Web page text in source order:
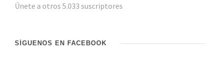
c
i
Únete a otros 5.033 suscriptores
SÍGUENOS EN FACEBOOK